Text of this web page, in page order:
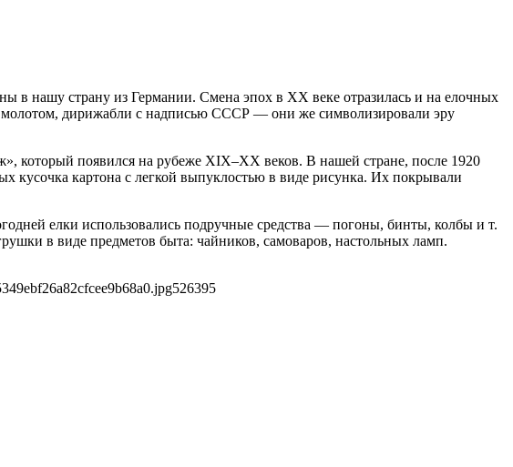
в нашу страну из Германии. Смена эпох в XX веке отразилась и на елочных
молотом, дирижабли с надписью СССР — они же символизировали эру
который появился на рубеже XIX–XX веков. В нашей стране, после 1920
кусочка картона с легкой выпуклостью в виде рисунка. Их покрывали
елки использовались подручные средства — погоны, бинты, колбы и т.
в виде предметов быта: чайников, самоваров, настольных ламп.
526395